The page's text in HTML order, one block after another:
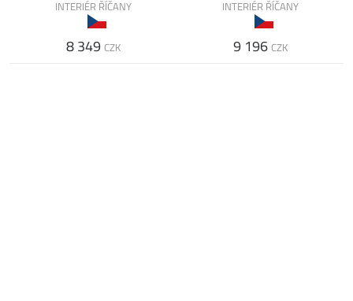
INTERIÉR ŘÍČANY
8 349 CZK
INTERIÉR ŘÍČANY
9 196 CZK